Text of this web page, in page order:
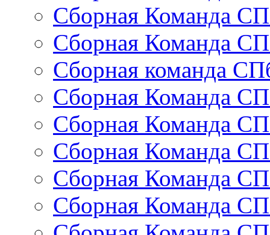
Сборная Команда
Сборная Команда
Сборная команда
Сборная Команда
Сборная Команда
Сборная Команда
Сборная Команда
Сборная Команда